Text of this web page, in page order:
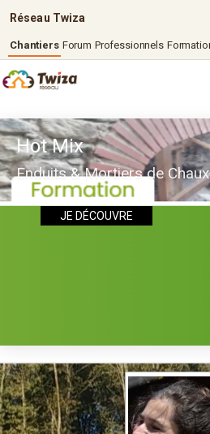
Réseau Twiza
Chantiers Forum Professionnels
Hot Mix
Enduits & Mortiers de
JE DÉCOUVRE